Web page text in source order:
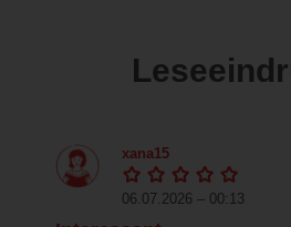
xana15
06.07.2026 – 00:13